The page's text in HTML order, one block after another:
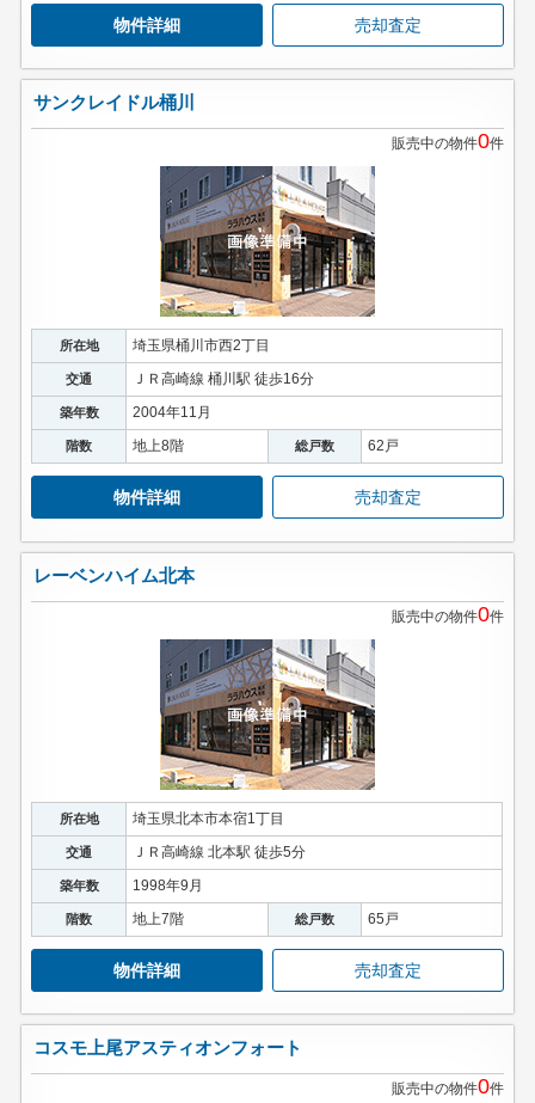
物件詳細 売却査定
サンクレイドル桶川
販売中の物件0件
所在地 埼玉県桶川市西2丁目
交通 ＪＲ高崎線 桶川駅 徒歩16分
築年数 2004年11月
階数 地上8階 総戸数 62戸
物件詳細 売却査定
レーベンハイム北本
販売中の物件0件
所在地 埼玉県北本市本宿1丁目
交通 ＪＲ高崎線 北本駅 徒歩5分
築年数 1998年9月
階数 地上7階 総戸数 65戸
物件詳細 売却査定
コスモ上尾アスティオンフォート
販売中の物件0件